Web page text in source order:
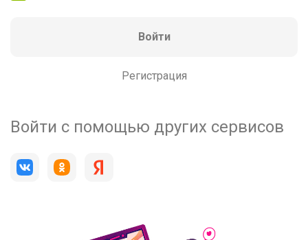
Войти
Регистрация
Войти с помощью других сервисов